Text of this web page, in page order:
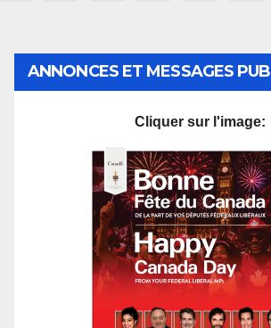
ANNONCES ET MESSAGES PUB
Cliquer sur l'image: